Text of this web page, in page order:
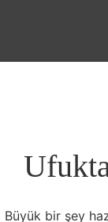
Büyük bir şey